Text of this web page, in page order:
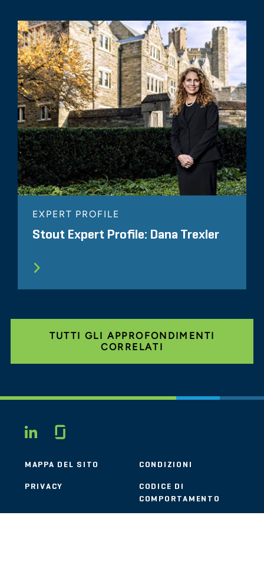
EXPERT PROFILE
Stout Expert Profile: Dana Trexler
TUTTI GLI APPROFONDIMENTI
CORRELATI
LINKEDIN
MAPPA DEL SITO CONDIZIONI
PRIVACY
CODICE DI
COMPORTAMENTO